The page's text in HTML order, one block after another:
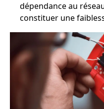
dépendance au
constituer une